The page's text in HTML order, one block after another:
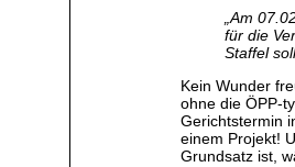
„Am
für die
Staffel
Kein Wunder
ohne die ÖPP-
Gerichtstermin
einem Projekt!
Grundsatz ist,